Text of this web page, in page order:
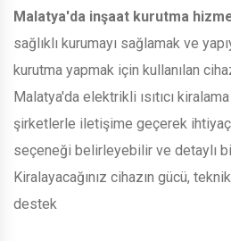
Malatya'da inşaat kurutma
sağlıklı kurumayı sağlamak ve
kurutma yapmak için kullanılan
Malatya'da elektrikli ısıtıcı
şirketlerle iletişime geçerek
seçeneği belirleyebilir ve detaylı
Kiralayacağınız cihazın gücü,
destek